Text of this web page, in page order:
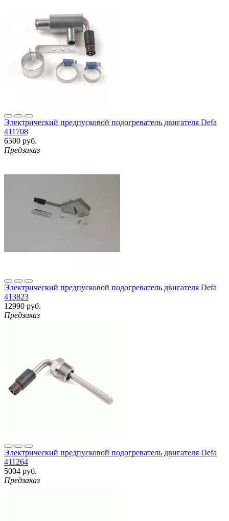
Электрический предпусковой подогреватель двигателя Defa
411708
6500 руб.
Предзаказ
Электрический предпусковой подогреватель двигателя Defa
413823
12990 руб.
Предзаказ
Электрический предпусковой подогреватель двигателя Defa
411264
5004 руб.
Предзаказ